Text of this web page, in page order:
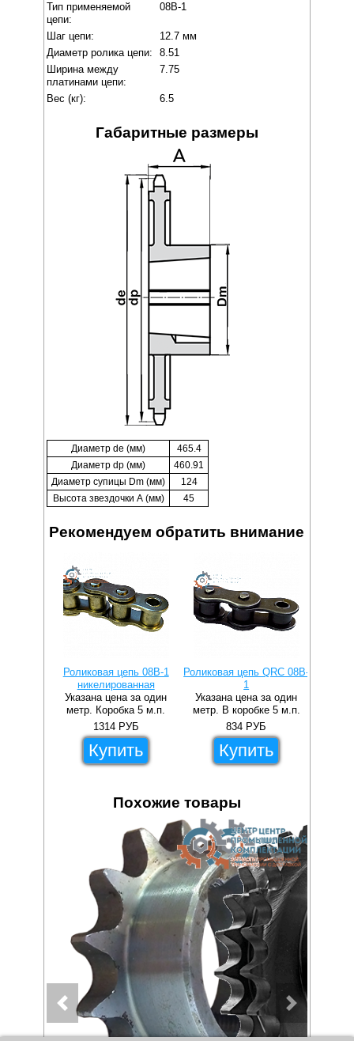
Тип применяемой
цепи:
08B-1
Шаг цепи:
12.7 мм
Диаметр ролика цепи:
8.51
Ширина между
платинами цепи:
7.75
Вес (кг): 6.5
Габаритные размеры
Диаметр de (мм)
465.4
Диаметр dp (мм)
460.91
Диаметр супицы Dm (мм)
124
Высота звездочки А (мм)
45
Рекомендуем обратить внимание
Роликовая цепь 08B-1
никелированная
Указана цена за один
метр. Коробка 5 м.п.
1314 РУБ
Купить
Роликовая цепь QRC 08B-
1
Указана цена за один
метр. В коробке 5 м.п.
834 РУБ
Купить
Похожие товары